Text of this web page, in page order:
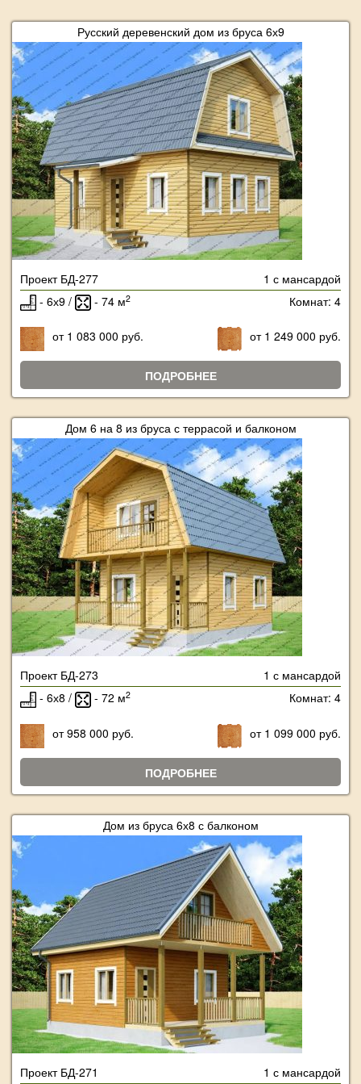
Русский деревенский дом из бруса 6х9
Проект БД-277
1 с мансардой
- 6х9 /
- 74 м2 Комнат: 4
от 1 083 000 руб. от 1 249 000 руб.
ПОДРОБНЕЕ
Дом 6 на 8 из бруса с террасой и балконом
Проект БД-273
1 с мансардой
- 6х8 /
- 72 м2 Комнат: 4
от 958 000 руб. от 1 099 000 руб.
ПОДРОБНЕЕ
Дом из бруса 6х8 с балконом
Проект БД-271
1 с мансардой